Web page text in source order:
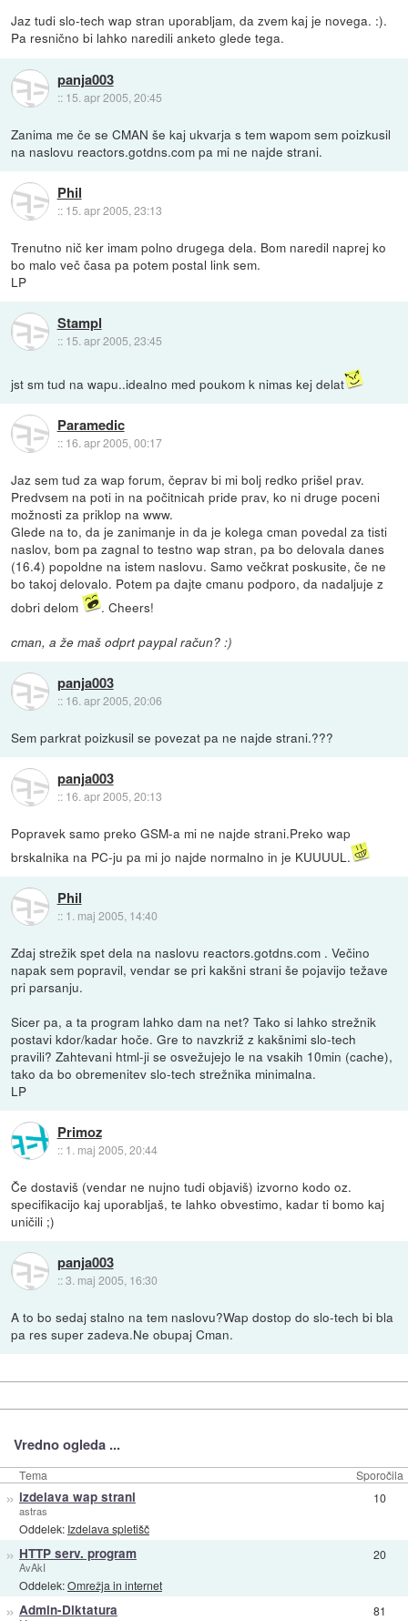
Jaz tudi slo-tech wap stran uporabljam, da zvem kaj je novega. :).
Pa resnično bi lahko naredili anketo glede tega.
panja003
:: 15. apr 2005, 20:45
Zanima me če se CMAN še kaj ukvarja s tem wapom sem poizkusil
na naslovu reactors.gotdns.com pa mi ne najde strani.
Phil
:: 15. apr 2005, 23:13
Trenutno nič ker imam polno drugega dela. Bom naredil naprej ko
bo malo več časa pa potem postal link sem.
LP
Stampl
:: 15. apr 2005, 23:45
jst sm tud na wapu..idealno med poukom k nimas kej delat
Paramedic
:: 16. apr 2005, 00:17
Jaz sem tud za wap forum, čeprav bi mi bolj redko prišel prav.
Predvsem na poti in na počitnicah pride prav, ko ni druge poceni
možnosti za priklop na www.
Glede na to, da je zanimanje in da je kolega cman povedal za tisti
naslov, bom pa zagnal to testno wap stran, pa bo delovala danes
(16.4) popoldne na istem naslovu. Samo večkrat poskusite, če ne
bo takoj delovalo. Potem pa dajte cmanu podporo, da nadaljuje z
dobri delom
. Cheers!
cman, a že maš odprt paypal račun? :)
panja003
:: 16. apr 2005, 20:06
Sem parkrat poizkusil se povezat pa ne najde strani.???
panja003
:: 16. apr 2005, 20:13
Popravek samo preko GSM-a mi ne najde strani.Preko wap
brskalnika na PC-ju pa mi jo najde normalno in je KUUUUL.
Phil
:: 1. maj 2005, 14:40
Zdaj strežik spet dela na naslovu reactors.gotdns.com . Večino
napak sem popravil, vendar se pri kakšni strani še pojavijo težave
pri parsanju.
Sicer pa, a ta program lahko dam na net? Tako si lahko strežnik
postavi kdor/kadar hoče. Gre to navzkriž z kakšnimi slo-tech
pravili? Zahtevani html-ji se osvežujejo le na vsakih 10min (cache),
tako da bo obremenitev slo-tech strežnika minimalna.
LP
Primoz
:: 1. maj 2005, 20:44
Če dostaviš (vendar ne nujno tudi objaviš) izvorno kodo oz.
specifikacijo kaj uporabljaš, te lahko obvestimo, kadar ti bomo kaj
uničili ;)
panja003
::3. maj 2005, 16:30
A to bo sedaj stalno na tem naslovu?Wap dostop do slo-tech bi bla
pa res super zadeva.Ne obupaj Cman.
Vredno ogleda ...
Tema Sporočila
» izdelava wap strani
astras
Oddelek: Izdelava spletišč
10
» HTTP serv. program
AvAkI
Oddelek:Omrežja in internet
20
» Admin-Diktatura 81